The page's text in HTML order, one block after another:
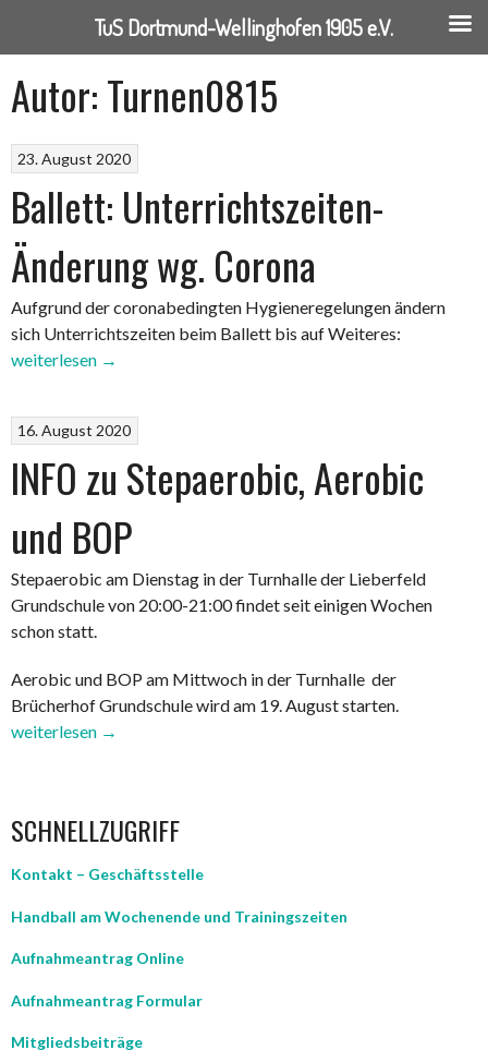
zum
Inhalt
Autor:Turnen0815
23. August 2020
Ballett: Unterrichtszeiten-
Änderung wg. Corona
Aufgrund der coronabedingten Hygieneregelungen ändern
sich Unterrichtszeiten beim Ballett bis auf Weiteres:
weiterlesen →
16. August 2020
INFO zu Stepaerobic, Aerobic
und BOP
Stepaerobic am Dienstag in der Turnhalle der Lieberfeld
Grundschule von 20:00-21:00 findet seit einigen Wochen
schon statt.
Aerobic und BOP am Mittwoch in der Turnhalle der
Brücherhof Grundschule wird am 19. August starten.
weiterlesen →
SCHNELLZUGRIFF
Kontakt – Geschäftsstelle
Handball am Wochenende und Trainingszeiten
Aufnahmeantrag Online
Aufnahmeantrag Formular
Mitgliedsbeiträge
TuS Dortmund-Wellinghofen 1905 e.V.